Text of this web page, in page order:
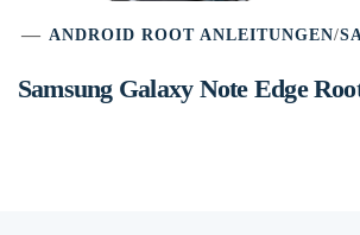
ANDROID ROOT ANLEITUNGEN/
Samsung Galaxy Note Edge